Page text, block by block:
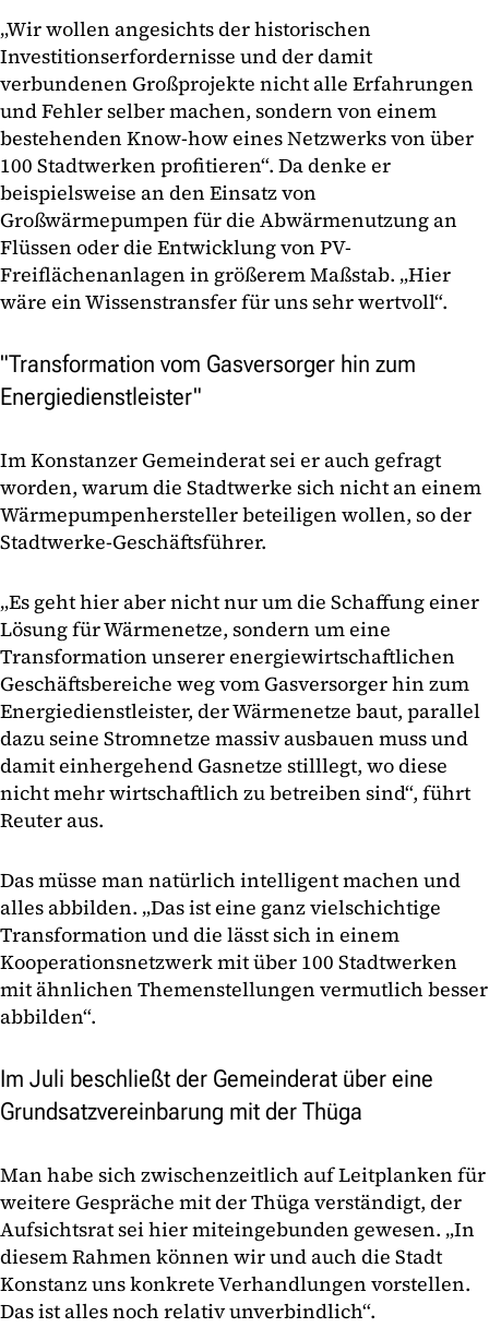
„Wir wollen angesichts der historischen
Investitionserfordernisse und der damit
verbundenen Großprojekte nicht alle Erfahrungen
und Fehler selber machen, sondern von einem
bestehenden Know-how eines Netzwerks von über
100 Stadtwerken profitieren“. Da denke er
beispielsweise an den Einsatz von
Großwärmepumpen für die Abwärmenutzung an
Flüssen oder die Entwicklung von PV-
Freiflächenanlagen in größerem Maßstab. „Hier
wäre ein Wissenstransfer für uns sehr wertvoll“.
"Transformation vom Gasversorger hin zum
Energiedienstleister"
Im Konstanzer Gemeinderat sei er auch gefragt
worden, warum die Stadtwerke sich nicht an einem
Wärmepumpenhersteller beteiligen wollen, so der
Stadtwerke-Geschäftsführer.
„Es geht hier aber nicht nur um die Schaffung einer
Lösung für Wärmenetze, sondern um eine
Transformation unserer energiewirtschaftlichen
Geschäftsbereiche weg vom Gasversorger hin zum
Energiedienstleister, der Wärmenetze baut, parallel
dazu seine Stromnetze massiv ausbauen muss und
damit einhergehend Gasnetze stilllegt, wo diese
nicht mehr wirtschaftlich zu betreiben sind“, führt
Reuter aus.
Das müsse man natürlich intelligent machen und
alles abbilden. „Das ist eine ganz vielschichtige
Transformation und die lässt sich in einem
Kooperationsnetzwerk mit über 100 Stadtwerken
mit ähnlichen Themenstellungen vermutlich besser
abbilden“.
Im Juli beschließt der Gemeinderat über eine
Grundsatzvereinbarung mit der Thüga
Man habe sich zwischenzeitlich auf Leitplanken für
weitere Gespräche mit der Thüga verständigt, der
Aufsichtsrat sei hier miteingebunden gewesen. „In
diesem Rahmen können wir und auch die Stadt
Konstanz uns konkrete Verhandlungen vorstellen.
Das ist alles noch relativ unverbindlich“.